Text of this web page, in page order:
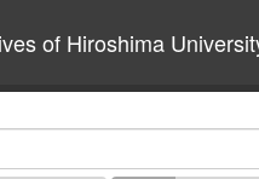
of Hiroshima